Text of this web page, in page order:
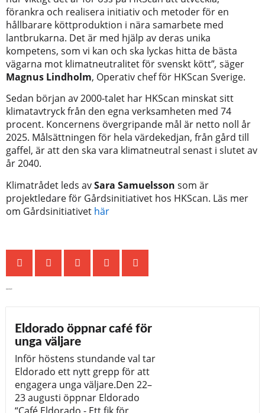
förankra och realisera initiativ och metoder för en
hållbarare köttproduktion i nära samarbete med
lantbrukarna. Det är med hjälp av deras unika
kompetens, som vi kan och ska lyckas hitta de bästa
vägarna mot klimatneutralitet för svenskt kött”, säger
Magnus Lindholm, Operativ chef för HKScan Sverige.
Sedan början av 2000-talet har HKScan minskat sitt
klimatavtryck från den egna verksamheten med 74
procent. Koncernens övergripande mål är netto noll år
2025. Målsättningen för hela värdekedjan, från gård till
gaffel, är att den ska vara klimatneutral senast i slutet av
år 2040.
Klimatrådet leds avSara Samuelsson som är
projektledare för Gårdsinitiativet hos HKScan. Läs mer
om Gårdsinitiativet här
Eldorado öppnar café för
unga väljare
Inför höstens stundande val tar
Eldorado ett nytt grepp för att
engagera unga väljare.Den 22–
23 augusti öppnar Eldorado